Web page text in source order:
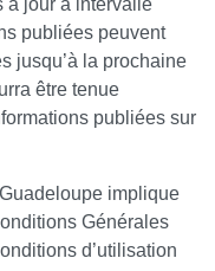
à jour à intervalle
publiées peuvent
jusqu’à la prochaine
être tenue
publiées sur
implique
Générales
d’utilisation